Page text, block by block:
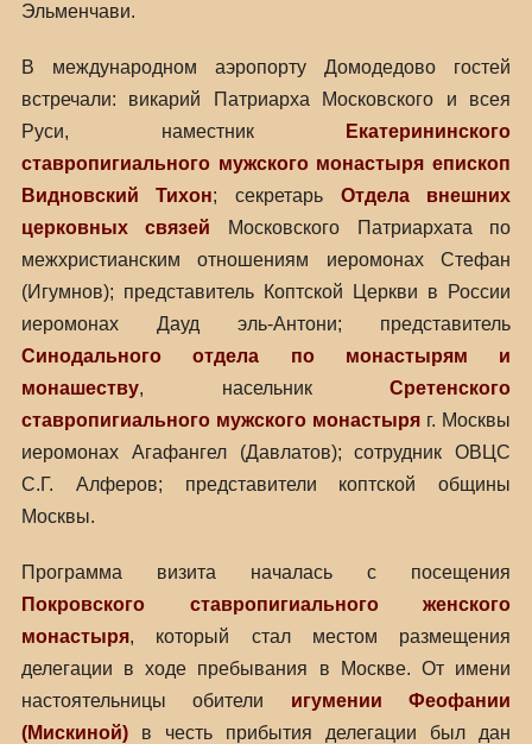
Эльменчави.
В международном аэропорту Домодедово гостей
встречали: викарий Патриарха Московского и всея
Руси, наместник
Екатерининского
ставропигиального мужского монастыря епископ
Видновский Тихон; секретарь Отдела внешних
церковных связей Московского Патриархата по
межхристианским отношениям иеромонах Стефан
(Игумнов); представитель Коптской Церкви в России
иеромонах Дауд эль-Антони; представитель
Синодального отдела по монастырям и
монашеству, насельникСретенского
ставропигиального мужского монастыря г. Москвы
иеромонах Агафангел (Давлатов); сотрудник ОВЦС
С.Г. Алферов; представители коптской общины
Москвы.
Программа визита началась с посещения
Покровского ставропигиального женского
монастыря, который стал местом размещения
делегации в ходе пребывания в Москве. От имени
настоятельницы обители игумении Феофании
(Мискиной)в честь прибытия делегации был дан